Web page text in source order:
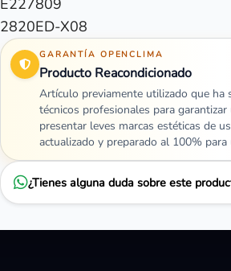
E227809
2820ED-X08
GARANTÍA OPENCLIMA
Producto Reacondicionado
Artículo previamente utilizado que
técnicos profesionales para
presentar leves marcas estéticas de
actualizado y preparado al 100% para
¿Tienes alguna duda sobre este